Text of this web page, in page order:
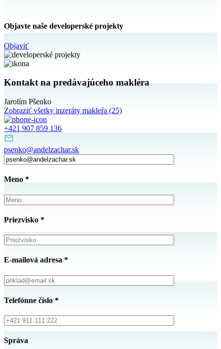
Objavte naše developerské projekty
Objaviť
Kontakt na predávajúceho makléra
Jarolím Pšenko
Zobraziť všetky inzeráty makleŕa (25)
+421 907 859 136
psenko@andelzachar.sk
Meno *
Priezvisko *
E-mailová adresa *
Telefónne číslo *
Správa